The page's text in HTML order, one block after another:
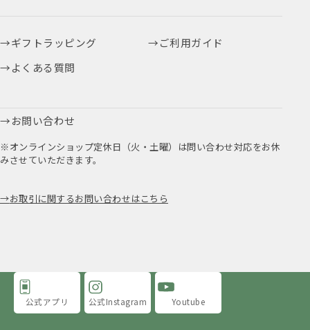
ギフトラッピング
ご利用ガイド
よくある質問
お問い合わせ
※オンラインショップ定休日（火・土曜）は問い合わせ対応をお休
みさせていただきます。
お取引に関するお問い合わせはこちら
公式アプリ 公式Instagram Youtube